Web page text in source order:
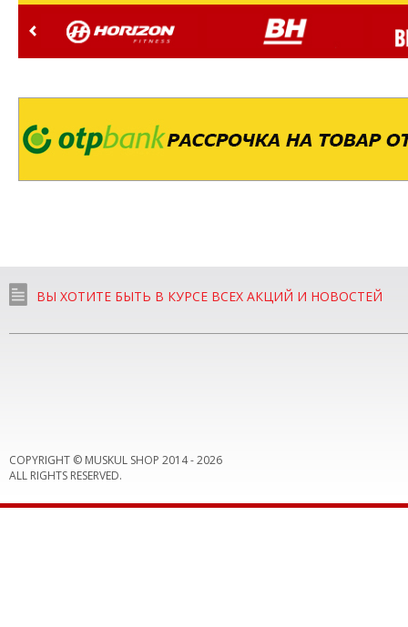
ВЫ ХОТИТЕ БЫТЬ В КУРСЕ ВСЕХ АКЦИЙ И НОВОСТЕЙ
COPYRIGHT © MUSKUL SHOP 2014 -2026
ALL RIGHTS RESERVED.